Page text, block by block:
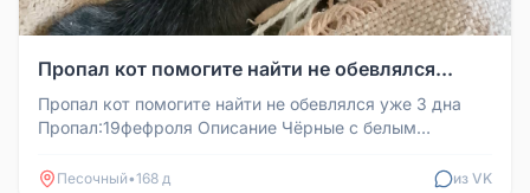
Пропал кот помогите найти не обевлялся...
Пропал кот помогите найти не обевлялся уже 3 дна
Пропал:19фефроля Описание Чëрные с белым
Песочный•168 д из VK